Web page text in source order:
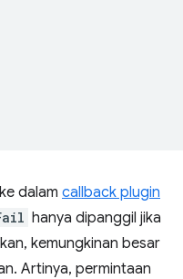
dalam callback plugin
hanya dipanggil jika
kemungkinan besar
Artinya, permintaan